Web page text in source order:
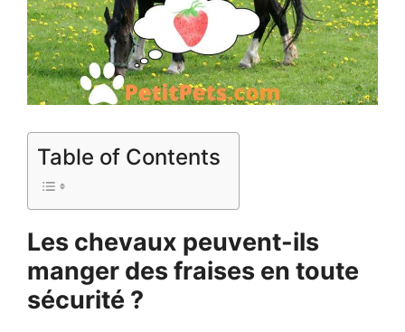
Table of Contents
Les chevaux peuvent-ils
manger des fraises en toute
sécurité ?